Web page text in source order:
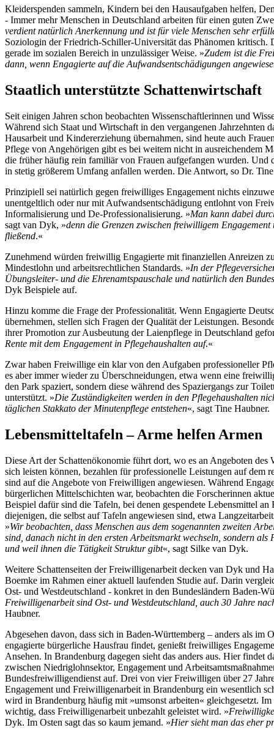
Kleiderspenden sammeln, Kindern bei den Hausaufgaben helfen,
- Immer mehr Menschen in Deutschland arbeiten für einen guten
verdient natürlich Anerkennung und ist für viele Menschen sehr
Soziologin der Friedrich-Schiller-Universität das Phänomen
gerade im sozialen Bereich in unzulässiger Weise. »Zudem ist die
dann, wenn Engagierte auf die Aufwandsentschädigungen
Staatlich unterstützte Schattenwirtschaft
Seit einigen Jahren schon beobachten Wissenschaftlerinnen und
Während sich Staat und Wirtschaft in den vergangenen Jahrzehnten
Hausarbeit und Kindererziehung übernahmen, sind heute auch
Pflege von Angehörigen gibt es bei weitem nicht in ausreichendem
die früher häufig rein familiär von Frauen aufgefangen wurden.
in stetig größerem Umfang anfallen werden. Die Antwort, so Dr.
Prinzipiell sei natürlich gegen freiwilliges Engagement nichts
unentgeltlich oder nur mit Aufwandsentschädigung entlohnt von
Informalisierung und De-Professionalisierung. »Man kann dabei
sagt van Dyk, »denn die Grenzen zwischen freiwilligem
fließend.«
Zunehmend würden freiwillig Engagierte mit finanziellen Anreizen
Mindestlohn und arbeitsrechtlichen Standards. »In der
Übungsleiter- und die Ehrenamtspauschale und natürlich den
Dyk Beispiele auf.
Hinzu komme die Frage der Professionalität. Wenn Engagierte
übernehmen, stellen sich Fragen der Qualität der Leistungen.
ihrer Promotion zur Ausbeutung der Laienpflege in Deutschland
Rente mit dem Engagement in Pflegehaushalten auf.«
Zwar haben Freiwillige ein klar von den Aufgaben professioneller
es aber immer wieder zu Überschneidungen, etwa wenn eine
den Park spaziert, sondern diese während des Spaziergangs zur
unterstützt. »Die Zuständigkeiten werden in den Pflegehaushalten
täglichen Stakkato der Minutenpflege entstehen«, sagt Tine Haubner.
Lebensmitteltafeln – Arme helfen Armen
Diese Art der Schattenökonomie führt dort, wo es an Angeboten
sich leisten können, bezahlen für professionelle Leistungen auf
sind auf die Angebote von Freiwilligen angewiesen. Während
bürgerlichen Mittelschichten war, beobachten die Forscherinnen
Beispiel dafür sind die Tafeln, bei denen gespendete Lebensmittel
diejenigen, die selbst auf Tafeln angewiesen sind, etwa
»Wir beobachten, dass Menschen aus dem sogenannten zweiten
sind, danach nicht in den ersten Arbeitsmarkt wechseln, sondern
und weil ihnen die Tätigkeit Struktur gibt«, sagt Silke van Dyk.
Weitere Schattenseiten der Freiwilligenarbeit decken van Dyk und
Boemke im Rahmen einer aktuell laufenden Studie auf. Darin
Ost- und Westdeutschland - konkret in den Bundesländern Baden-
Freiwilligenarbeit sind Ost- und Westdeutschland, auch 30 Jahre
Haubner.
Abgesehen davon, dass sich in Baden-Württemberg – anders als im
engagierte bürgerliche Hausfrau findet, genießt freiwilliges
Ansehen. In Brandenburg dagegen sieht das anders aus. Hier findet
zwischen Niedriglohnsektor, Engagement und
Bundesfreiwilligendienst auf. Drei von vier Freiwilligen über 27
Engagement und Freiwilligenarbeit in Brandenburg ein wesentlich
wird in Brandenburg häufig mit »umsonst arbeiten« gleichgesetzt.
wichtig, dass Freiwilligenarbeit unbezahlt geleistet wird. »
Dyk. Im Osten sagt das so kaum jemand. »Hier sieht man das eher